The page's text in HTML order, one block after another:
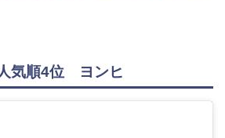
気順4位 ヨンヒ